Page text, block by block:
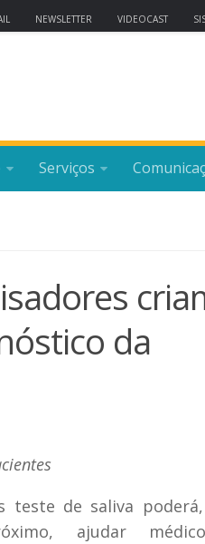
NEWSLETTER VIDEOCAST
Serviços
da
teste de saliva
ajudar